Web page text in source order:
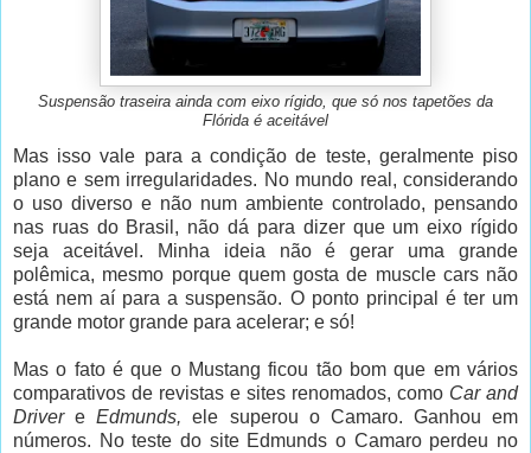
Suspensão traseira ainda com eixo rígido, que só nos tapetões da
Flórida é aceitável
Mas isso vale para a condição de teste, geralmente piso
plano e sem irregularidades. No mundo real, considerando
o uso diverso e não num ambiente controlado, pensando
nas ruas do Brasil, não dá para dizer que um eixo rígido
seja aceitável. Minha ideia não é gerar uma grande
polêmica, mesmo porque quem gosta de muscle cars não
está nem aí para a suspensão. O ponto principal é ter um
grande motor grande para acelerar; e só!
Mas o fato é que o Mustang ficou tão bom que em vários
comparativos de revistas e sites renomados, como Car and
DrivereEdmunds, ele superou o Camaro. Ganhou em
números. No teste do site Edmunds o Camaro perdeu no